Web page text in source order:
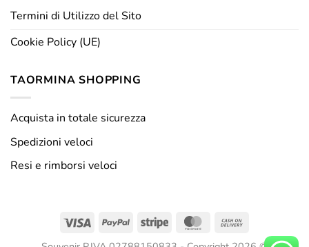
Termini di Utilizzo del Sito
Cookie Policy (UE)
TAORMINA SHOPPING
Acquista in totale sicurezza
Spedizioni veloci
Resi e rimborsi veloci
Visa PayPal Stripe MasterCard